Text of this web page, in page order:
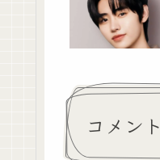
コメント